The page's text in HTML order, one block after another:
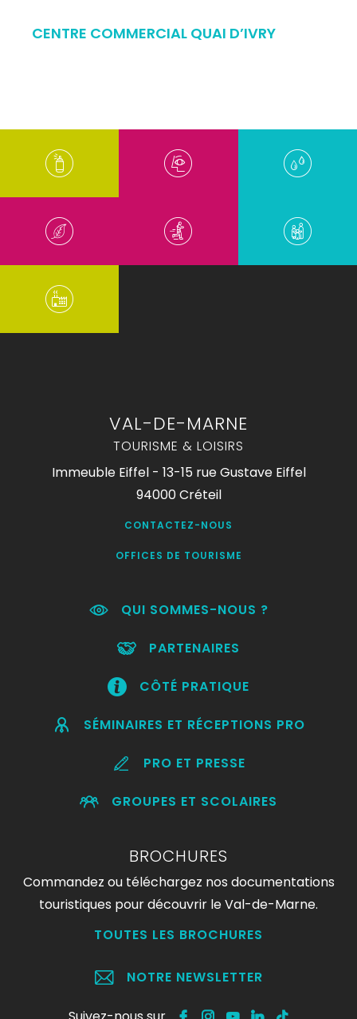
CENTRE COMMERCIAL QUAI D’IVRY
VAL-DE-MARNE
TOURISME & LOISIRS
Immeuble Eiffel - 13-15 rue Gustave Eiffel
94000 Créteil
CONTACTEZ-NOUS
OFFICES DE TOURISME
QUI SOMMES-NOUS ?
PARTENAIRES
CÔTÉ PRATIQUE
SÉMINAIRES ET RÉCEPTIONS PRO
PRO ET PRESSE
GROUPES ET SCOLAIRES
BROCHURES
Commandez ou téléchargez nos documentations
touristiques pour découvrir le Val-de-Marne.
TOUTES LES BROCHURES
NOTRE NEWSLETTER